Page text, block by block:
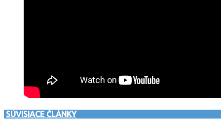
SÚVISIACE ČLÁNKY